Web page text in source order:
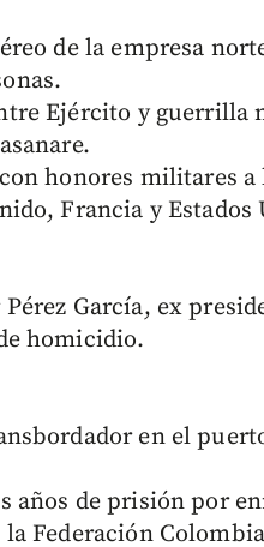
de la empresa
Ejército y guerrilla
honores militares
Francia y Estados
García, ex
homicidio.
en el
años de prisión por
Federación